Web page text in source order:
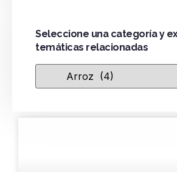
Seleccione una categoría y
temáticas relacionadas